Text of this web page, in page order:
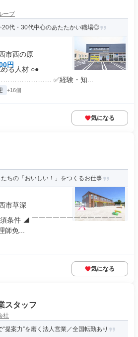
ープ
代・30代中心のあたたかい職場◎
市西の原
円
る人材 ○●
✅経験・知...
+16個
気になる
ちの「おいしい！」をつくるお仕事
市草深
条件 ◢ ￣￣￣￣￣￣￣￣￣￣￣￣￣
師免...
気になる
スタッフ
社
“提案力”を磨く法人営業／全国転勤あり